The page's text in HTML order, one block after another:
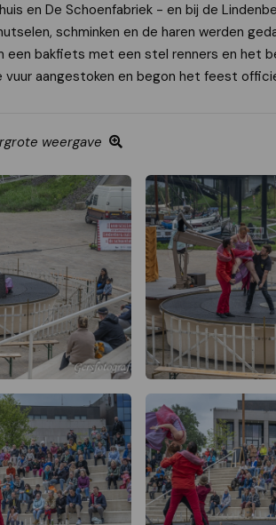
en De Schoenfabriek - en bij de
schminken en de haren werden
een bakfiets met een stel renners en het
vuur aangestoken en begon het feest
weergave